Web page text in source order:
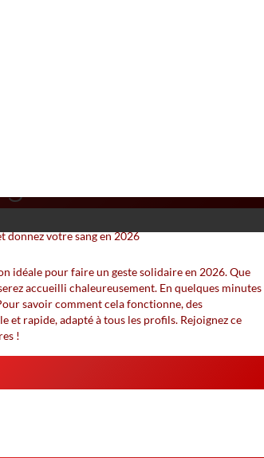
idéale pour faire un geste solidaire en 2026. Que
accueilli chaleureusement. En quelques minutes
savoir comment cela fonctionne, des
et rapide, adapté à tous les profils. Rejoignez ce
!